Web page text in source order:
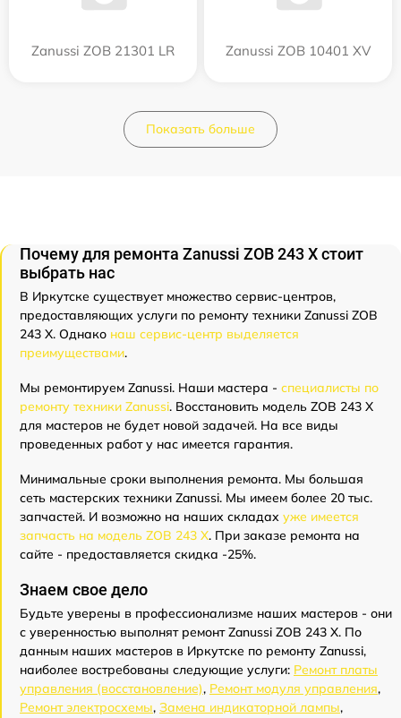
Zanussi ZOB 21301 LR Zanussi ZOB 10401 XV
Показать больше
Почему для ремонта Zanussi ZOB 243 X стоит
выбрать нас
В Иркутске существует множество сервис-центров,
предоставляющих услуги по ремонту техники Zanussi ZOB
243 X. Однако наш сервис-центр выделяется
преимуществами.
Мы ремонтируем Zanussi. Наши мастера - специалисты по
ремонту техники Zanussi. Восстановить модель ZOB 243 X
для мастеров не будет новой задачей. На все виды
проведенных работ у нас имеется гарантия.
Минимальные сроки выполнения ремонта. Мы большая
сеть мастерских техники Zanussi. Мы имеем более 20 тыс.
запчастей. И возможно на наших складах уже имеется
запчасть на модель ZOB 243 X. При заказе ремонта на
сайте - предоставляется скидка -25%.
Знаем свое дело
Будьте уверены в профессионализме наших мастеров - они
с уверенностью выполнят ремонт Zanussi ZOB 243 X. По
данным наших мастеров в Иркутске по ремонту Zanussi,
наиболее востребованы следующие услуги: Ремонт платы
управления (восстановление), Ремонт модуля управления,
Ремонт электросхемы, Замена индикаторной лампы,